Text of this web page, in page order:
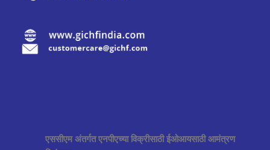
एससीएम अंतर्गत एनपीएच्या विक्रीसाठी ईओआयसाठी आमंत्रण